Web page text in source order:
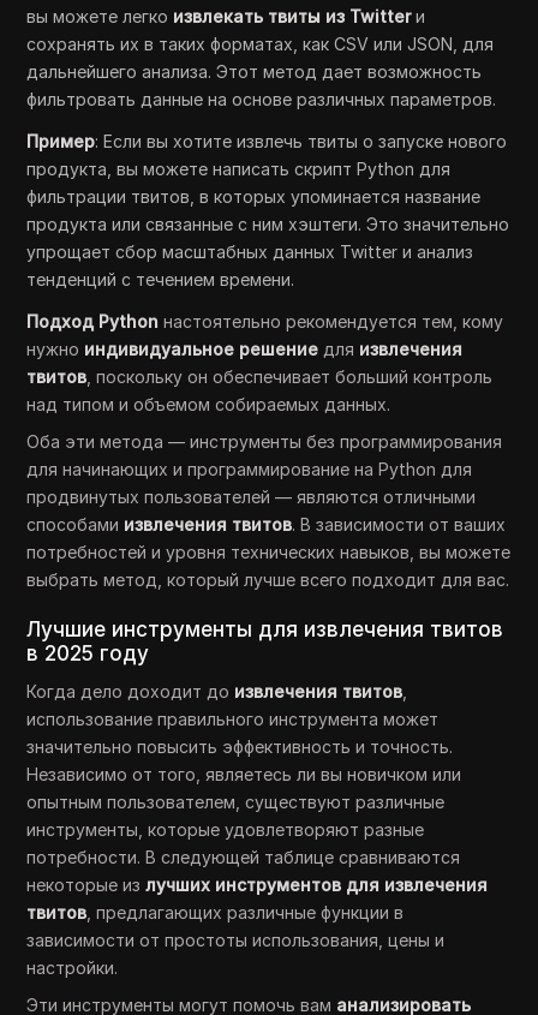
вы можете легко извлекать твиты из Twitterи
сохранять их в таких форматах, как CSV или JSON, для
дальнейшего анализа. Этот метод дает возможность
фильтровать данные на основе различных параметров.
Пример: Если вы хотите извлечь твиты о запуске нового
продукта, вы можете написать скрипт Python для
фильтрации твитов, в которых упоминается название
продукта или связанные с ним хэштеги. Это значительно
упрощает сбор масштабных данных Twitter и анализ
тенденций с течением времени.
Подход Python настоятельно рекомендуется тем, кому
нужно индивидуальное решение для извлечения
твитов , поскольку он обеспечивает больший контроль
над типом и объемом собираемых данных.
Оба эти метода — инструменты без программирования
для начинающих и программирование на Python для
продвинутых пользователей — являются отличными
способами извлечения твитов. В зависимости от ваших
потребностей и уровня технических навыков, вы можете
выбрать метод, который лучше всего подходит для вас.
Лучшие инструменты для извлечения твитов
в 2025 году
Когда дело доходит до извлечения твитов
использование правильного инструмента может
значительно повысить эффективность и точность.
Независимо от того, являетесь ли вы новичком или
опытным пользователем, существуют различные
инструменты, которые удовлетворяют разные
потребности. В следующей таблице сравниваются
некоторые излучших инструментов для извлечения
твитов , предлагающих различные функции в
зависимости от простоты использования, цены и
настройки.
Эти инструменты могут помочь вам анализировать